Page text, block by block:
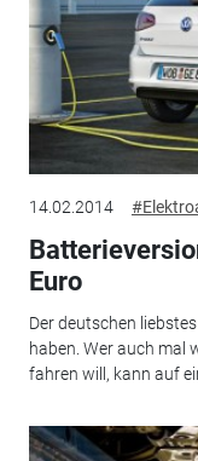
14.02.2014
Euro
Der deutschen
haben. Wer auch mal
fahren will, kann auf